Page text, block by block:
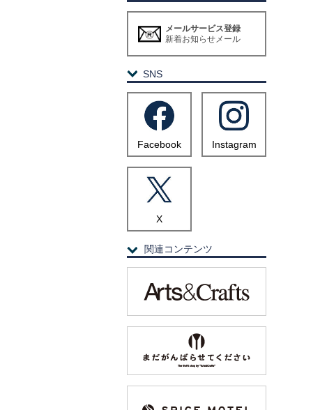
メールサービス登録
新着お知らせメール
SNS
Facebook Instagram
X
関連コンテンツ